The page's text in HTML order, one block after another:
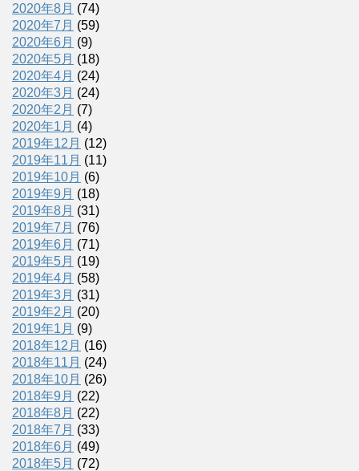
2020年8月 (74)
2020年7月 (59)
2020年6月 (9)
2020年5月 (18)
2020年4月 (24)
2020年3月 (24)
2020年2月 (7)
2020年1月 (4)
2019年12月 (12)
2019年11月 (11)
2019年10月 (6)
2019年9月 (18)
2019年8月 (31)
2019年7月 (76)
2019年6月 (71)
2019年5月 (19)
2019年4月 (58)
2019年3月 (31)
2019年2月 (20)
2019年1月 (9)
2018年12月 (16)
2018年11月 (24)
2018年10月 (26)
2018年9月 (22)
2018年8月 (22)
2018年7月 (33)
2018年6月 (49)
2018年5月 (72)